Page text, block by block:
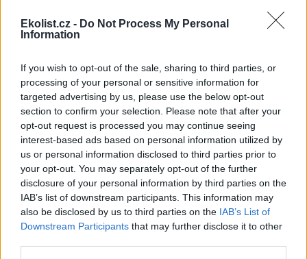
Ekolist.cz - Do Not Process My Personal
Information
If you wish to opt-out of the sale, sharing to third parties, or
processing of your personal or sensitive information for
targeted advertising by us, please use the below opt-out
section to confirm your selection. Please note that after your
opt-out request is processed you may continue seeing
interest-based ads based on personal information utilized by
us or personal information disclosed to third parties prior to
your opt-out. You may separately opt-out of the further
disclosure of your personal information by third parties on the
IAB’s list of downstream participants. This information may
also be disclosed by us to third parties on the IAB’s List of
Downstream Participants that may further disclose it to other
dřeva jako nejméně důležitou, nicméně pokud byli
požádání, aby vybrali pouze tři nejdůležitější funkce lesa,
Průzkum se zaměřil také na to, co lesům nejvíce škodí.
Podle veřejnosti je to na prvním místě znečištění (77
procent), na druhém holoseče (70 procent). Podle autorů
výzkum ukázal, že skupiny, které poukazují na naléhavost
enviromentálních problémů, jsou úspěšné. Zároveň uvedli,
že větší porozumění lidí pro přírodu, na které by se z
výsledků dalo usuzovat, se zatím nijak nepromítá do
spotřebního chování. O existenci certifikátů, které dokládají
původ dřeva použitého na výrobky, ví jen 14 procent lidí a
z nich jen pro 55 procent je to důležitý faktor při nákupu.
reklama